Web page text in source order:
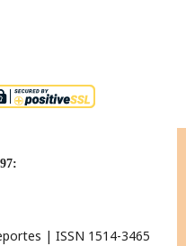
| ISSN 1514-3465